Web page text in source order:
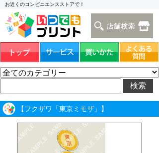
お近くのコンビニエンスストアで！
【フクザワ「東京ミモザ」】